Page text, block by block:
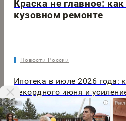
Краска не главное:
кузовном ремонте
Новости России
Ипотека в июле 2026 года:
рекордного июня и
i